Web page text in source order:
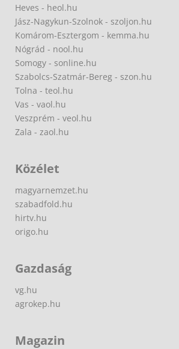
Heves - heol.hu
Jász-Nagykun-Szolnok - szoljon.hu
Komárom-Esztergom - kemma.hu
Nógrád - nool.hu
Somogy - sonline.hu
Szabolcs-Szatmár-Bereg - szon.hu
Tolna - teol.hu
Vas - vaol.hu
Veszprém - veol.hu
Zala - zaol.hu
Közélet
magyarnemzet.hu
szabadfold.hu
hirtv.hu
origo.hu
Gazdaság
vg.hu
agrokep.hu
Magazin